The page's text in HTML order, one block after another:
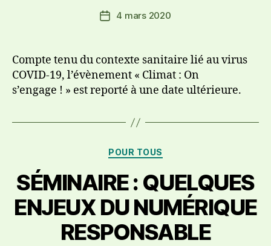
Date4 mars 2020
Compte tenu du contexte sanitaire lié au virus
COVID-19, l’évènement « Climat : On
s’engage ! » est reporté à une date ultérieure.
Catégories
POUR TOUS
SÉMINAIRE : QUELQUES
ENJEUX DU NUMÉRIQUE
RESPONSABLE